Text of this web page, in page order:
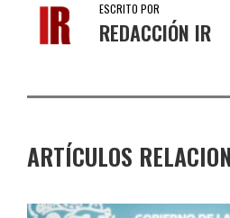
ESCRITO POR
REDACCIÓN IR
ARTÍCULOS